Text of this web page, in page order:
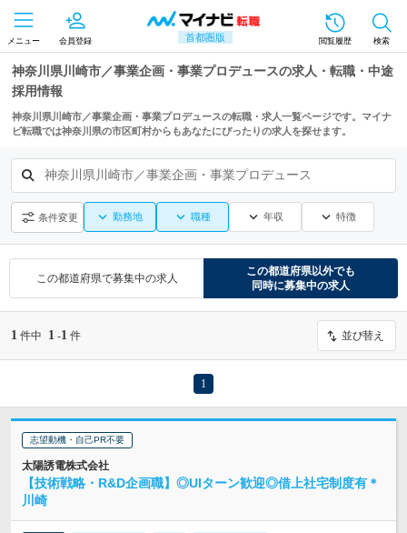
首都圏版
メニュー 会員登録 閲覧履歴 検索
神奈川県川崎市／事業企画・事業プロデュースの求人・転職・中途
採用情報
神奈川県川崎市／事業企画・事業プロデュースの転職・求人一覧ページです。マイナ
ビ転職では神奈川県の市区町村からもあなたにぴったりの求人を探せます。
神奈川県川崎市／事業企画・事業プロデュース
条件変更 勤務地 職種 年収 特徴
この都道府県で募集中の求人
この都道府県以外でも
同時に募集中の求人
1 件中 1 -1 件 並び替え
1
志望動機・自己PR不要
太陽誘電株式会社
【技術戦略・R&D企画職】◎UIターン歓迎◎借上社宅制度有＊
川崎